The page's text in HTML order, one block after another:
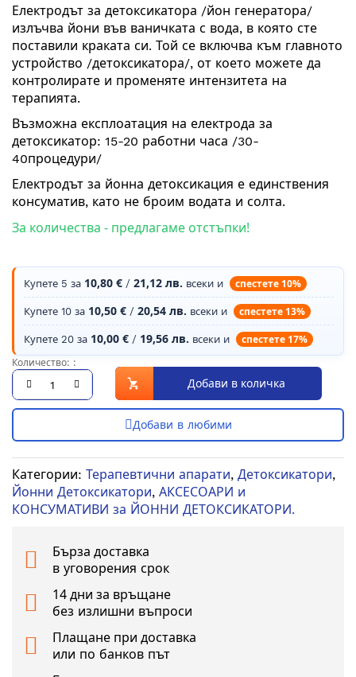
със
снимки
Електродът за детоксикатора /йон генератора/
излъчва йони във ваничката с вода, в която сте
поставили краката си. Той се включва към главното
устройство /детоксикатора/, от което можете да
контролирате и променяте интензитета на
терапията.
Възможна експлоатация на електрода за
детоксикатор: 15-20 работни часа /30-
40процедури/
Електродът за йонна детоксикация е единствения
консуматив, като не броим водата и солта.
За количества - предлагаме отстъпки!
Купете 5 за 10,80 € / 21,12 лв. всеки и спестете10%
Купете 10 за 10,50 € / 20,54 лв. всеки и спестете13%
Купете 20 за 10,00 € / 19,56 лв. всеки и спестете17%
Количество: :
Добави в количка
Категории: Терапевтични апарати, Детоксикатори,
Йонни Детоксикатори, АКСЕСОАРИ и
КОНСУМАТИВИ за ЙОННИ ДЕТОКСИКАТОРИ.
Бърза доставка
в уговорения срок
14 дни за връщане
без излишни въпроси
Плащане при доставка
или по банков път